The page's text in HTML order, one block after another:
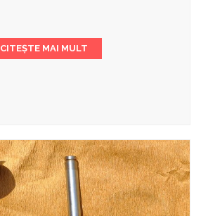
CITEȘTE MAI MULT